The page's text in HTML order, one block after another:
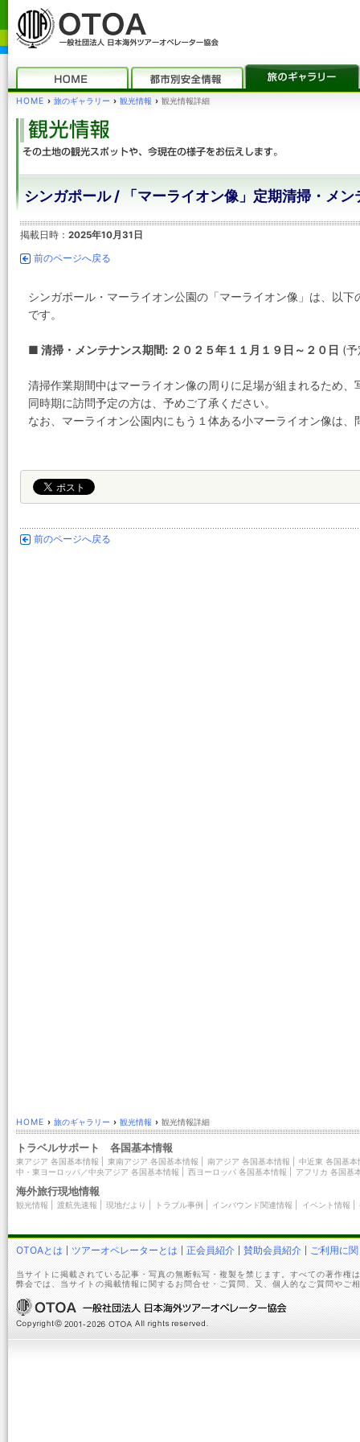
HOME › 旅のギャラリー › 観光情報 › 観光情報詳細
シンガポール / 「マーライオン像」定期清掃・メン
掲載日時： 2025年10月31日
前のページへ戻る
シンガポール・マーライオン公園の「マーライオン像」は、以
です。
■ 清掃・メンテナンス期間: ２０２５年１１月１９日～２０日 (
清掃作業期間中はマーライオン像の周りに足場が組まれるため、
同時期に訪問予定の方は、予めご了承ください。
なお、マーライオン公園内にもう１体ある小マーライオン像は
前のページへ戻る
HOME › 旅のギャラリー › 観光情報 › 観光情報詳細
トラベルサポート 各国基本情報
東アジア 各国基本情報 東南アジア 各国基本情報 南アジア 各国基本情報
中近東 各国基本
中・東ヨーロッパ／中央アジア 各国基本情報
西ヨーロッパ 各国基本情報 アフリカ 各国基
海外旅行現地情報
観光情報 渡航先速報 現地だより トラブル事例 インバウンド関連情報 イベント情報
OTOAとは ツアーオペレーターとは 正会員紹介 賛助会員紹介 ご利用に
当サイトに掲載されている記事・写真の無断転写・複製を禁じます。すべての著作権
弊会では、当サイトの掲載情報に関するお問合せ・ご質問、又、個人的なご質問やご